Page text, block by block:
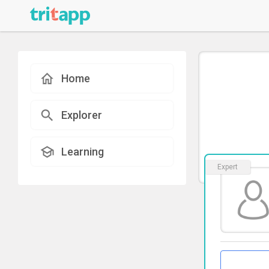
Home
Explorer
Learning
Expert